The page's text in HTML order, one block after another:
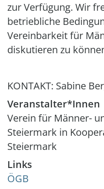
zur Verfügung. Wir
betriebliche
Vereinbarkeit für
diskutieren zu
KONTAKT: Sabine
Veranstalter*Innen
Verein für Männer-
Steiermark in
Steiermark
Links
ÖGB